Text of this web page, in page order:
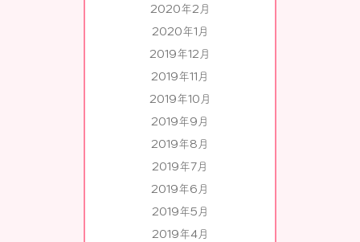
2020年2月
2020年1月
2019年12月
2019年11月
2019年10月
2019年9月
2019年8月
2019年7月
2019年6月
2019年5月
2019年4月